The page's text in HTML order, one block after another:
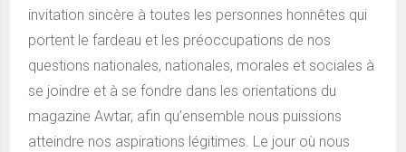
invitation sincère à toutes les personnes honnêtes qui
portent le fardeau et les préoccupations de nos
questions nationales, nationales, morales et sociales à
se joindre et à se fondre dans les orientations du
magazine Awtar, afin qu’ensemble nous puissions
atteindre nos aspirations légitimes. Le jour où nous